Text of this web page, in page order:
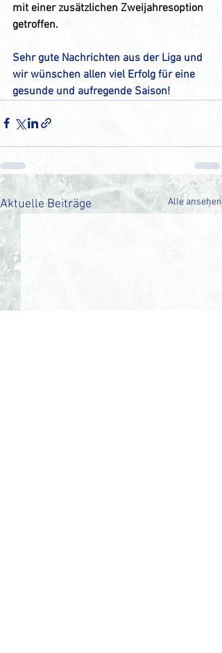
mit einer zusätzlichen Zweijahresoption
getroffen.
Sehr gute Nachrichten aus der Liga und
wir wünschen allen viel Erfolg für eine
gesunde und aufregende Saison!
Aktuelle Beiträge Alle ansehen